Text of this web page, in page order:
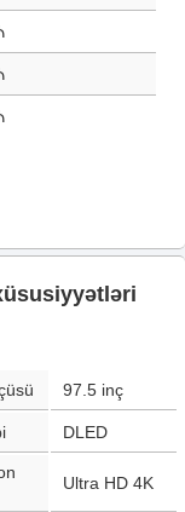
97.5 inç
DLED
Ultra HD 4K